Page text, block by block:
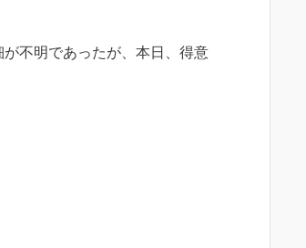
が不明であったが、本日、得意